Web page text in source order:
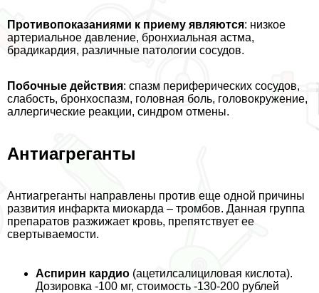
Противопоказаниями к приему являются: низкое
артериальное давление, бронхиальная астма,
брадикардия, различные патологии сосудов.
Побочные действия: спазм периферических сосудов,
слабость, бронхоспазм, головная боль, головокружение,
аллергические реакции, синдром отмены.
Антиагреганты
Антиагреганты направлены против еще одной причины
развития инфаркта миокарда – тромбов. Данная группа
препаратов разжижает кровь, препятствует ее
свертываемости.
Аспирин кардио (ацетилсалициловая кислота).
Дозировка -100 мг, стоимость -130-200 рублей